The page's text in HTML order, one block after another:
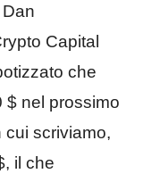
Capital
che
$ nel prossimo
cui scriviamo,
il che